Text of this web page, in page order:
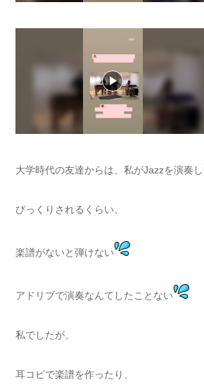
大学時代の友達からは、私がJazzを演奏し
びっくりされるくらい、
楽譜がないと弾けない
アドリブで演奏なんてしたことない
私でしたが、
耳コピで楽譜を作ったり、